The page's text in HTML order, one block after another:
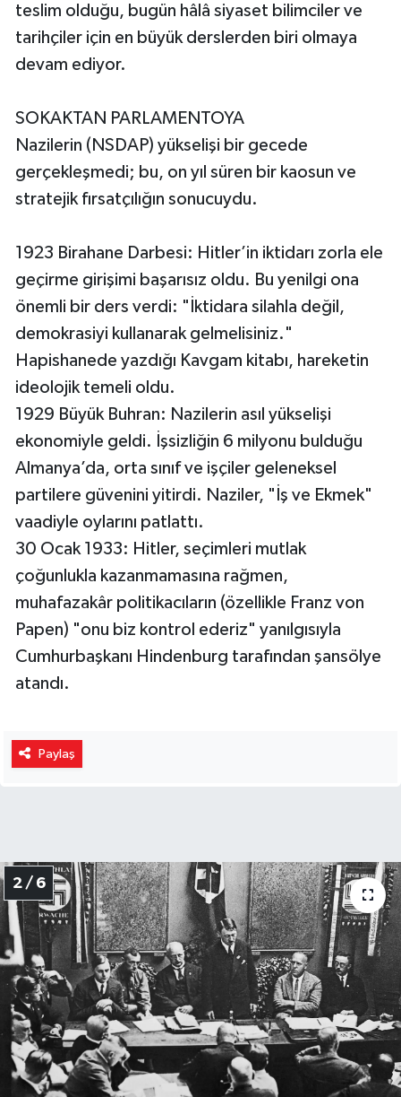
teslim olduğu, bugün hâlâ siyaset bilimciler ve
tarihçiler için en büyük derslerden biri olmaya
devam ediyor.
SOKAKTAN PARLAMENTOYA
Nazilerin (NSDAP) yükselişi bir gecede
gerçekleşmedi; bu, on yıl süren bir kaosun ve
stratejik fırsatçılığın sonucuydu.
1923 Birahane Darbesi: Hitler’in iktidarı zorla ele
geçirme girişimi başarısız oldu. Bu yenilgi ona
önemli bir ders verdi: "İktidara silahla değil,
demokrasiyi kullanarak gelmelisiniz."
Hapishanede yazdığı Kavgam kitabı, hareketin
ideolojik temeli oldu.
1929 Büyük Buhran: Nazilerin asıl yükselişi
ekonomiyle geldi. İşsizliğin 6 milyonu bulduğu
Almanya’da, orta sınıf ve işçiler geleneksel
partilere güvenini yitirdi. Naziler, "İş ve Ekmek"
vaadiyle oylarını patlattı.
30 Ocak 1933: Hitler, seçimleri mutlak
çoğunlukla kazanmamasına rağmen,
muhafazakâr politikacıların (özellikle Franz von
Papen) "onu biz kontrol ederiz" yanılgısıyla
Cumhurbaşkanı Hindenburg tarafından şansölye
atandı.
Paylaş
2 / 6